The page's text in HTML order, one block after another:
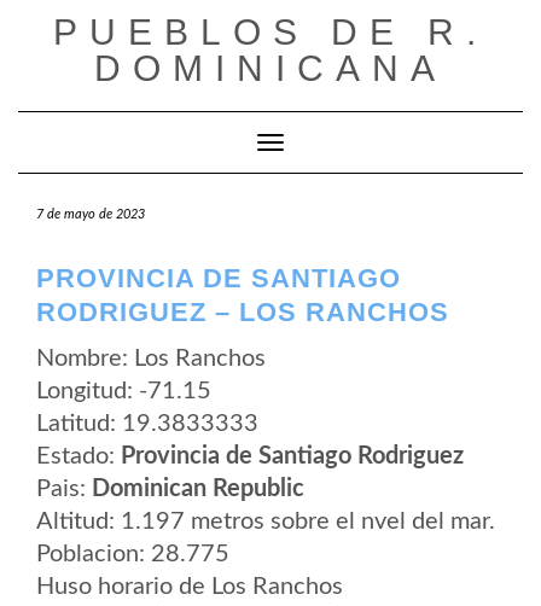
PUEBLOS DE R.
DOMINICANA
Cambiar modo de navegación
7 de mayo de 2023
PROVINCIA DE SANTIAGO
RODRIGUEZ – LOS RANCHOS
Nombre: Los Ranchos
Longitud: -71.15
Latitud: 19.3833333
Estado: Provincia de Santiago Rodriguez
Pais: Dominican Republic
Altitud: 1.197 metros sobre el nvel del mar.
Poblacion: 28.775
Huso horario de Los Ranchos